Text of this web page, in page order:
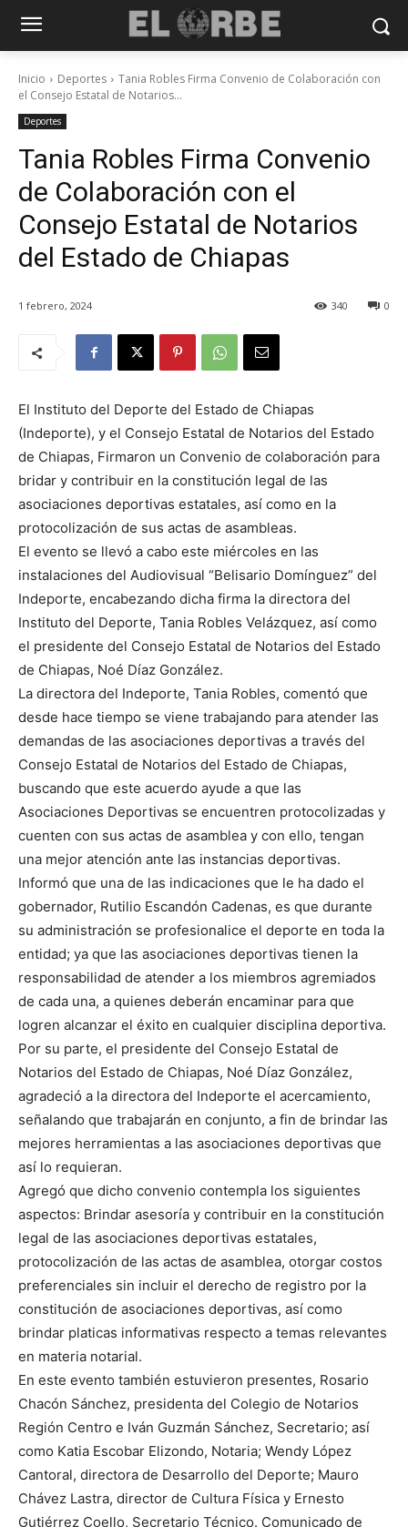
Inicio Deportes
Tania Robles Firma Convenio de Colaboración con
el Consejo Estatal de Notarios...
Deportes
Tania Robles Firma Convenio
de Colaboración con el
Consejo Estatal de Notarios
del Estado de Chiapas
1 febrero, 2024 0
340
El Instituto del Deporte del Estado de Chiapas
(Indeporte), y el Consejo Estatal de Notarios del Estado
de Chiapas, Firmaron un Convenio de colaboración para
bridar y contribuir en la constitución legal de las
asociaciones deportivas estatales, así como en la
protocolización de sus actas de asambleas.
El evento se llevó a cabo este miércoles en las
instalaciones del Audiovisual “Belisario Domínguez” del
Indeporte, encabezando dicha firma la directora del
Instituto del Deporte, Tania Robles Velázquez, así como
el presidente del Consejo Estatal de Notarios del Estado
de Chiapas, Noé Díaz González.
La directora del Indeporte, Tania Robles, comentó que
desde hace tiempo se viene trabajando para atender las
demandas de las asociaciones deportivas a través del
Consejo Estatal de Notarios del Estado de Chiapas,
buscando que este acuerdo ayude a que las
Asociaciones Deportivas se encuentren protocolizadas y
cuenten con sus actas de asamblea y con ello, tengan
una mejor atención ante las instancias deportivas.
Informó que una de las indicaciones que le ha dado el
gobernador, Rutilio Escandón Cadenas, es que durante
su administración se profesionalice el deporte en toda la
entidad; ya que las asociaciones deportivas tienen la
responsabilidad de atender a los miembros agremiados
de cada una, a quienes deberán encaminar para que
logren alcanzar el éxito en cualquier disciplina deportiva.
Por su parte, el presidente del Consejo Estatal de
Notarios del Estado de Chiapas, Noé Díaz González,
agradeció a la directora del Indeporte el acercamiento,
señalando que trabajarán en conjunto, a fin de brindar las
mejores herramientas a las asociaciones deportivas que
así lo requieran.
Agregó que dicho convenio contempla los siguientes
aspectos: Brindar asesoría y contribuir en la constitución
legal de las asociaciones deportivas estatales,
protocolización de las actas de asamblea, otorgar costos
preferenciales sin incluir el derecho de registro por la
constitución de asociaciones deportivas, así como
brindar platicas informativas respecto a temas relevantes
en materia notarial.
En este evento también estuvieron presentes, Rosario
Chacón Sánchez, presidenta del Colegio de Notarios
Región Centro e Iván Guzmán Sánchez, Secretario; así
como Katia Escobar Elizondo, Notaria; Wendy López
Cantoral, directora de Desarrollo del Deporte; Mauro
Chávez Lastra, director de Cultura Física y Ernesto
Gutiérrez Coello, Secretario Técnico. Comunicado de